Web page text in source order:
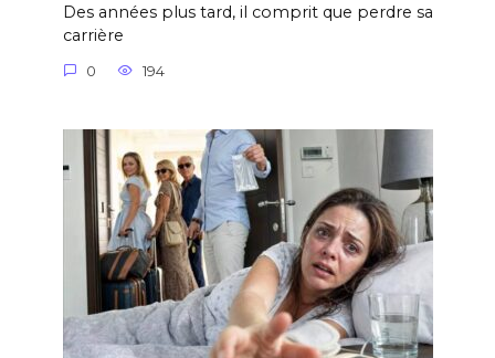
Des années plus tard, il comprit que perdre sa
carrière
0 194